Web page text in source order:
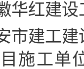
华红建
市建工
施工单